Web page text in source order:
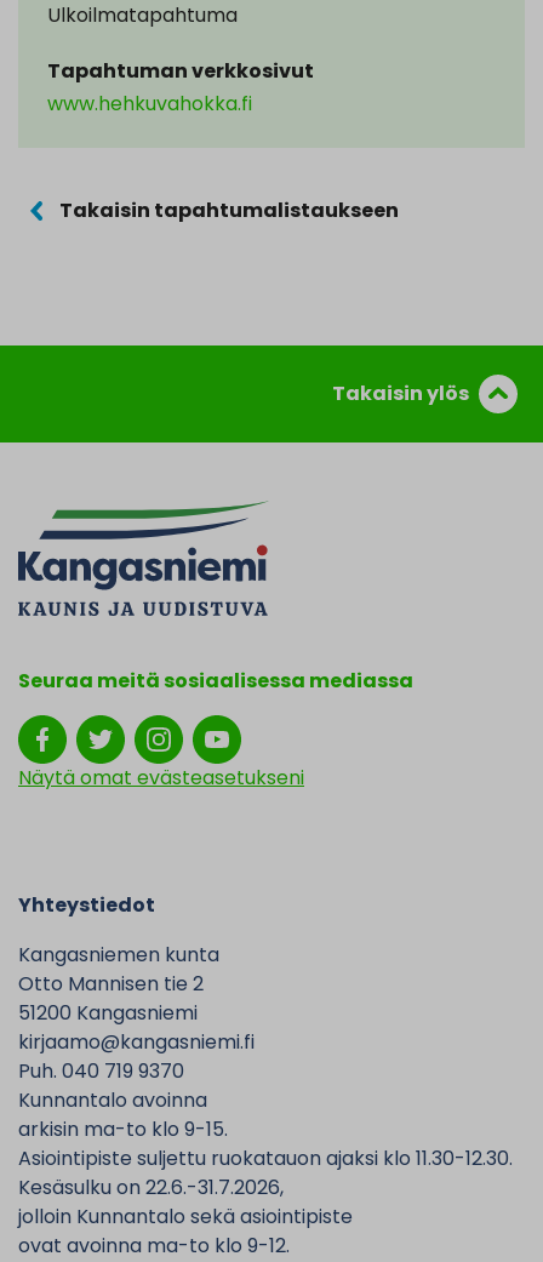
Ulkoilmatapahtuma
Tapahtuman verkkosivut
www.hehkuvahokka.fi
Takaisin tapahtumalistaukseen
Takaisin ylös
Seuraa meitä sosiaalisessa mediassa
Näytä omat evästeasetukseni
Yhteystiedot
Kangasniemen kunta
Otto Mannisen tie 2
51200 Kangasniemi
kirjaamo@kangasniemi.fi
Puh. 040 719 9370
Kunnantalo avoinna
arkisin ma-to klo 9-15.
Asiointipiste suljettu ruokatauon ajaksi klo 11.30-12.30.
Kesäsulku on 22.6.-31.7.2026,
jolloin Kunnantalo sekä asiointipiste
ovat avoinna ma-to klo 9-12.